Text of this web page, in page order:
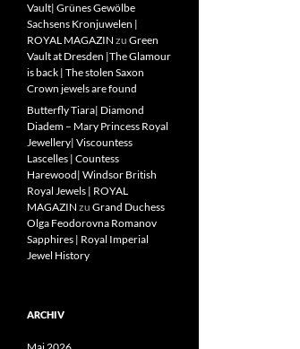
Vault| Grünes Gewölbe
Sachsens Kronjuwelen |
ROYAL MAGAZIN zu Green
Vault at Dresden |The Glamour
is back | The stolen Saxon
Crown jewels are found
Butterfly Tiara| Diamond
Diadem – Mary Princess Royal
Jewellery| Viscountess
Lascelles | Countess
Harewood| Windsor British
Royal Jewels | ROYAL
MAGAZIN zu Grand Duchess
Olga Feodorovna Romanov
Sapphires | Royal Imperial
Jewel History
ARCHIV